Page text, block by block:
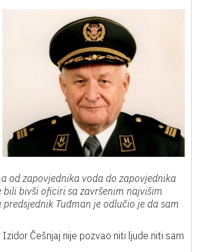
od zapovjednika voda do zapovjednika
bivši oficiri sa završenim najvišim
Tuđman je odlučio je da sam
Češnjaj nije pozvao niti ljude niti sam